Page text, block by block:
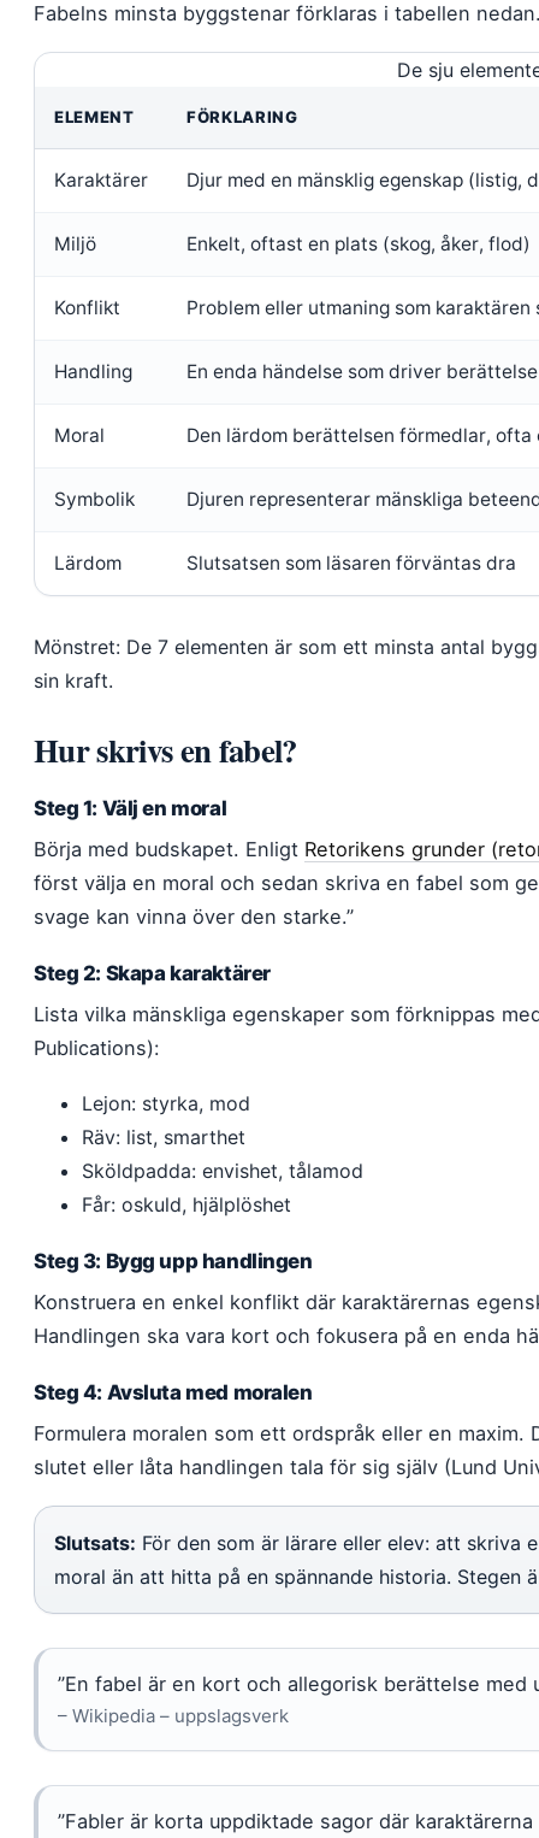
Fabelns minsta byggstenar förklaras i tabellen
De sju
ELEMENT FÖRKLARING
Karaktärer Djur med en mänsklig egenskap (listig,
Miljö Enkelt, oftast en plats (skog, åker, flod)
Konflikt Problem eller utmaning som
Handling En enda händelse som driver
Moral Den lärdom berättelsen förmedlar, ofta
Symbolik Djuren representerar mänskliga
Lärdom Slutsatsen som läsaren förväntas dra
Mönstret: De 7 elementen är som ett minsta antal
sin kraft.
Hur skrivs en fabel?
Steg 1: Välj en moral
Börja med budskapet. Enligt Retorikens grunder
först välja en moral och sedan skriva en fabel som
svage kan vinna över den starke.”
Steg 2: Skapa karaktärer
Lista vilka mänskliga egenskaper som förknippas
Publications):
Lejon: styrka, mod
Räv: list, smarthet
Sköldpadda: envishet, tålamod
Får: oskuld, hjälplöshet
Steg 3: Bygg upp handlingen
Konstruera en enkel konflikt där karaktärernas
Handlingen ska vara kort och fokusera på en enda
Steg 4: Avsluta med moralen
Formulera moralen som ett ordspråk eller en
slutet eller låta handlingen tala för sig själv (Lund
Slutsats: För den som är lärare eller elev: att skriva
moral än att hitta på en spännande historia. Stegen
”En fabel är en kort och allegorisk berättelse med
– Wikipedia – uppslagsverk
”Fabler är korta uppdiktade sagor där